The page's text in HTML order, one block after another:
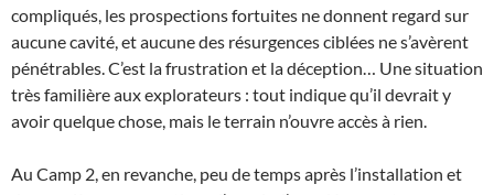
compliqués, les prospections fortuites ne donnent regard sur
aucune cavité, et aucune des résurgences ciblées ne s’avèrent
pénétrables. C’est la frustration et la déception… Une situation
très familière aux explorateurs : tout indique qu’il devrait y
avoir quelque chose, mais le terrain n’ouvre accès à rien.
Au Camp 2, en revanche, peu de temps après l’installation et